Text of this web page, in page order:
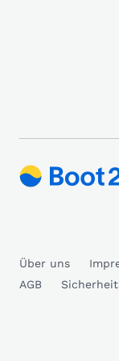
Über uns
AGB